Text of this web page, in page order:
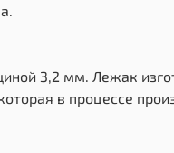
3,2 мм. Лежак
в процессе